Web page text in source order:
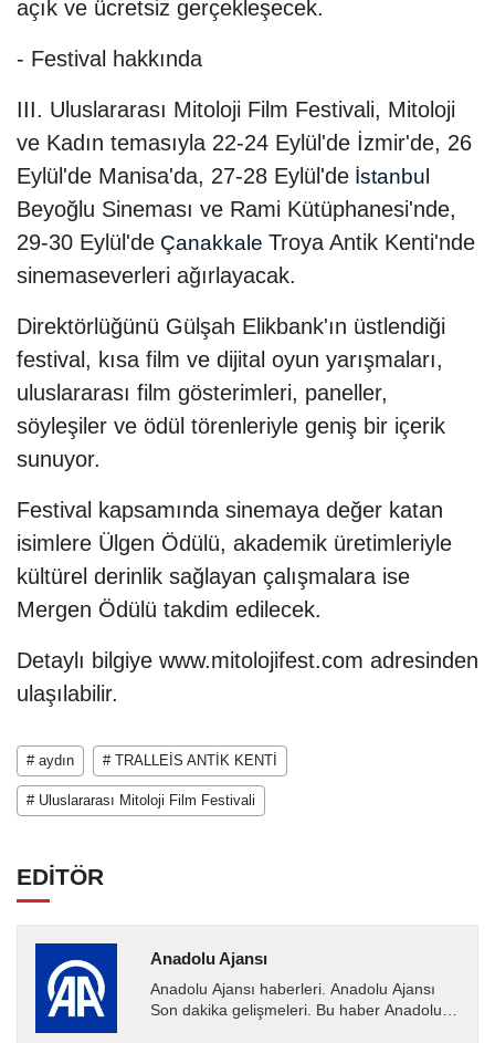
açık ve ücretsiz gerçekleşecek.
- Festival hakkında
III. Uluslararası Mitoloji Film Festivali, Mitoloji
ve Kadın temasıyla 22-24 Eylül'de İzmir'de, 26
Eylül'de Manisa'da, 27-28 Eylül'de İstanbul
Beyoğlu Sineması ve Rami Kütüphanesi'nde,
29-30 Eylül'de Çanakkale Troya Antik Kenti'nde
sinemaseverleri ağırlayacak.
Direktörlüğünü Gülşah Elikbank'ın üstlendiği
festival, kısa film ve dijital oyun yarışmaları,
uluslararası film gösterimleri, paneller,
söyleşiler ve ödül törenleriyle geniş bir içerik
sunuyor.
Festival kapsamında sinemaya değer katan
isimlere Ülgen Ödülü, akademik üretimleriyle
kültürel derinlik sağlayan çalışmalara ise
Mergen Ödülü takdim edilecek.
Detaylı bilgiye www.mitolojifest.com adresinden
ulaşılabilir.
# aydın # TRALLEİS ANTİK KENTİ
# Uluslararası Mitoloji Film Festivali
EDİTÖR
Anadolu Ajansı
Anadolu Ajansı haberleri. Anadolu Ajansı
Son dakika gelişmeleri. Bu haber Anadolu